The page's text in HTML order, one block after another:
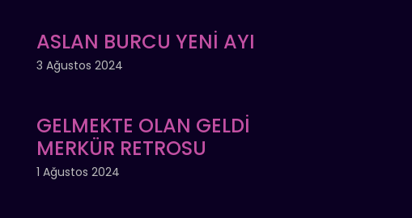
ASLAN BURCU YENİ AYI
3 Ağustos 2024
GELMEKTE OLAN GELDİ
MERKÜR RETROSU
1 Ağustos 2024